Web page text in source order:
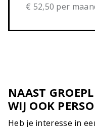
€ 52,50 per
NAAST
WIJ OOK
Heb je interesse in